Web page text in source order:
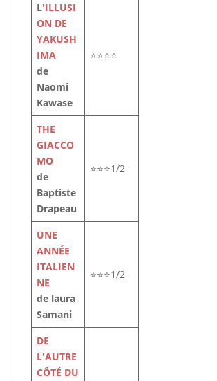
L'ILLUSI
ON DE
YAKUSH
IMA
de
Naomi
Kawase
⭐⭐⭐⭐
THE
GIACCO
MO
de
Baptiste
Drapeau
⭐⭐⭐1/2
UNE
ANNÉE
ITALIEN
NE
de laura
Samani
⭐⭐⭐1/2
DE
L'AUTRE
CÔTÉ DU